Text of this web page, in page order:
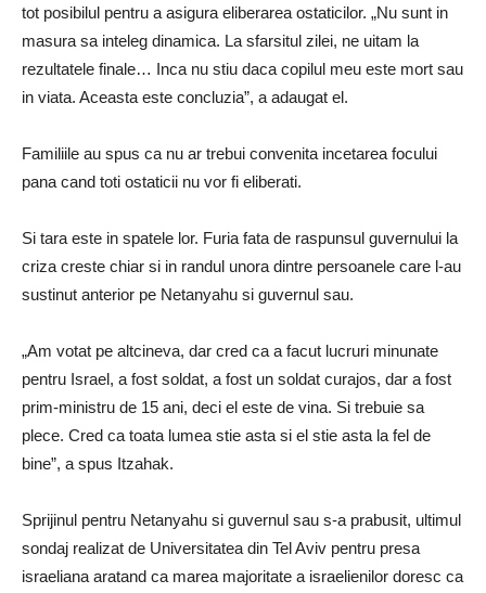
tot posibilul pentru a asigura eliberarea ostaticilor. „Nu sunt in
masura sa inteleg dinamica. La sfarsitul zilei, ne uitam la
rezultatele finale… Inca nu stiu daca copilul meu este mort sau
in viata. Aceasta este concluzia”, a adaugat el.
Familiile au spus ca nu ar trebui convenita incetarea focului
pana cand toti ostaticii nu vor fi eliberati.
Si tara este in spatele lor. Furia fata de raspunsul guvernului la
criza creste chiar si in randul unora dintre persoanele care l-au
sustinut anterior pe Netanyahu si guvernul sau.
„Am votat pe altcineva, dar cred ca a facut lucruri minunate
pentru Israel, a fost soldat, a fost un soldat curajos, dar a fost
prim-ministru de 15 ani, deci el este de vina. Si trebuie sa
plece. Cred ca toata lumea stie asta si el stie asta la fel de
bine”, a spus Itzahak.
Sprijinul pentru Netanyahu si guvernul sau s-a prabusit, ultimul
sondaj realizat de Universitatea din Tel Aviv pentru presa
israeliana aratand ca marea majoritate a israelienilor doresc ca